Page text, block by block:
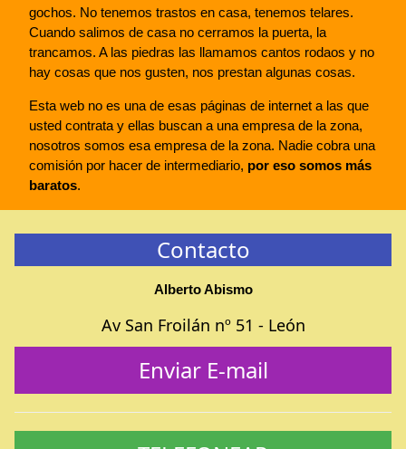
gochos. No tenemos trastos en casa, tenemos telares.
Cuando salimos de casa no cerramos la puerta, la
trancamos. A las piedras las llamamos cantos rodaos y no
hay cosas que nos gusten, nos prestan algunas cosas.
Esta web no es una de esas páginas de internet a las que
usted contrata y ellas buscan a una empresa de la zona,
nosotros somos esa empresa de la zona. Nadie cobra una
comisión por hacer de intermediario, por eso somos más
baratos.
Contacto
Alberto Abismo
Av San Froilán nº 51 - León
Enviar E-mail